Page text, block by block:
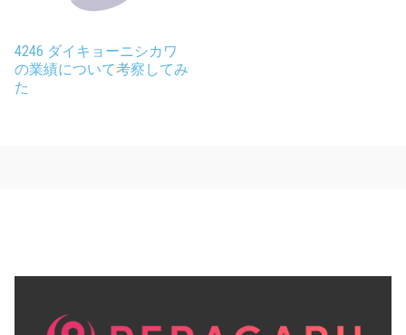
4246 ダイキョーニシカワ
の業績について考察してみ
た